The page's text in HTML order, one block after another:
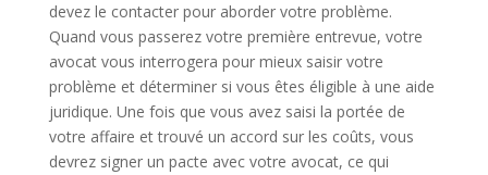
devez le contacter pour aborder votre problème.
Quand vous passerez votre première entrevue, votre
avocat vous interrogera pour mieux saisir votre
problème et déterminer si vous êtes éligible à une aide
juridique. Une fois que vous avez saisi la portée de
votre affaire et trouvé un accord sur les coûts, vous
devrez signer un pacte avec votre avocat, ce qui